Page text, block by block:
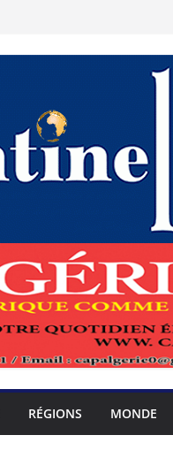
RÉGIONS MONDE